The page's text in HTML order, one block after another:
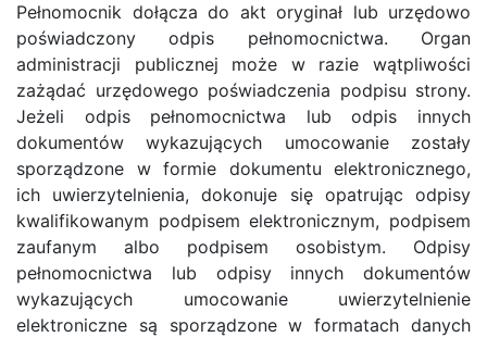
Pełnomocnik dołącza do akt oryginał lub urzędowo
poświadczony odpis pełnomocnictwa. Organ
administracji publicznej może w razie wątpliwości
zażądać urzędowego poświadczenia podpisu strony.
Jeżeli odpis pełnomocnictwa lub odpis innych
dokumentów wykazujących umocowanie zostały
sporządzone w formie dokumentu elektronicznego,
ich uwierzytelnienia, dokonuje się opatrując odpisy
kwalifikowanym podpisem elektronicznym, podpisem
zaufanym albo podpisem osobistym. Odpisy
pełnomocnictwa lub odpisy innych dokumentów
wykazujących umocowanie uwierzytelnienie
elektroniczne są sporządzone w formatach danych